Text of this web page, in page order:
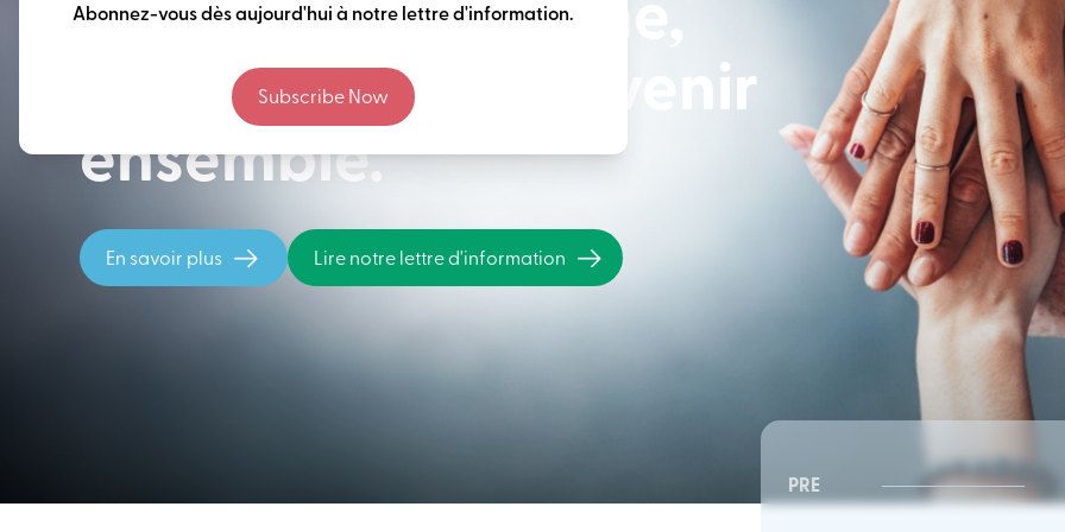
Abonnez-vous dès aujourd'hui à notre lettre d'information.
Subscribe Now
Penser à long terme,
construire notre avenir
ensemble.
En savoir plus Lire notre lettre d'information
PRE
CSR Sud-Est | Conseil